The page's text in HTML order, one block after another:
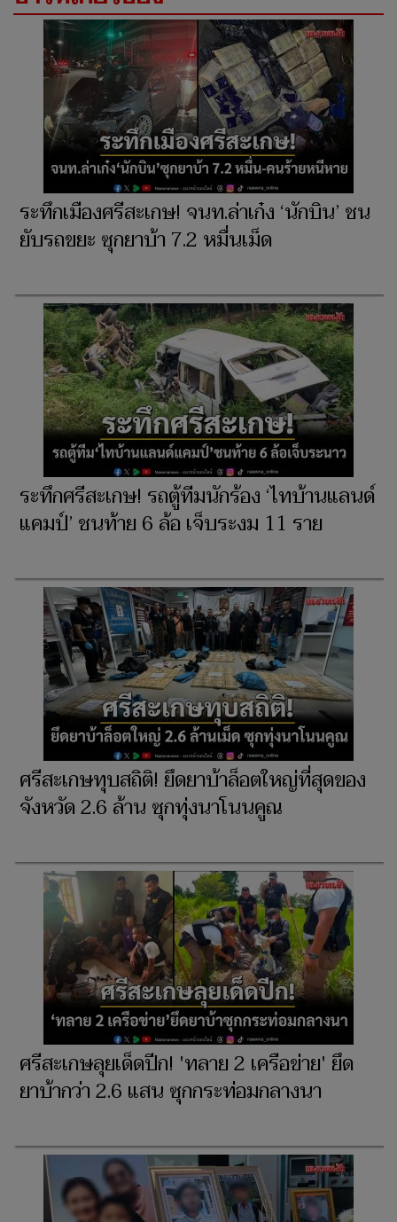
ระทึกเมืองศรีสะเกษ! จนท.ล่าเก๋ง ‘นักบิน’ ชน
ยับรถขยะ ซุกยาบ้า 7.2 หมื่นเม็ด
ระทึกศรีสะเกษ! รถตู้ทีมนักร้อง ‘ไทบ้านแลนด์
แคมป์’ ชนท้าย 6 ล้อ เจ็บระงม 11 ราย
ศรีสะเกษทุบสถิติ! ยึดยาบ้าล็อตใหญ่ที่สุดของ
จังหวัด 2.6 ล้าน ซุกทุ่งนาโนนคูณ
ศรีสะเกษลุยเด็ดปีก! 'ทลาย 2 เครือข่าย' ยึด
ยาบ้ากว่า 2.6 แสน ซุกกระท่อมกลางนา